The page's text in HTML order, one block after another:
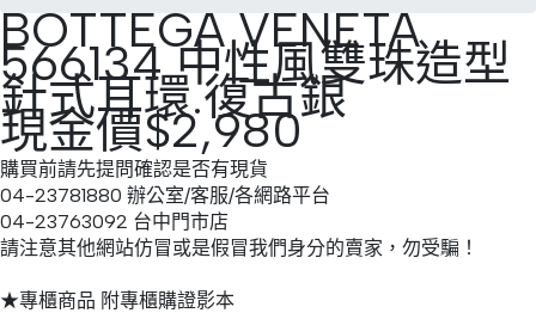
BOTTEGA VENETA
566134 中性風雙珠造型
針式耳環.復古銀
現金價$2,980
購買前請先提問確認是否有現貨
04-23781880 辦公室/客服/各網路平台
04-23763092 台中門市店
請注意其他網站仿冒或是假冒我們身分的賣家，勿受騙！
★專櫃商品 附專櫃購證影本